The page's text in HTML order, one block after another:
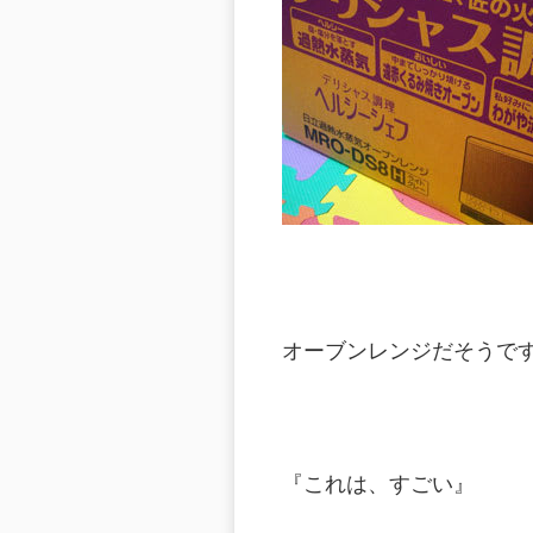
オーブンレンジだそうで
『これは、すごい』